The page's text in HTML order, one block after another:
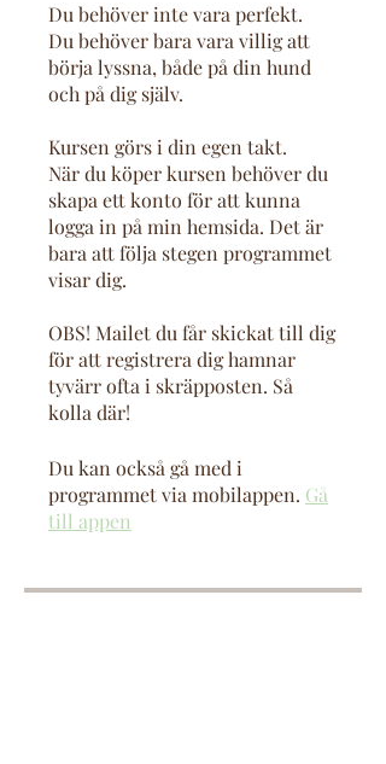
Du behöver inte vara perfekt.
Du behöver bara vara villig att
börja lyssna, både på din hund
och på dig själv.
Kursen görs i din egen takt.
När du köper kursen behöver du
skapa ett konto för att kunna
logga in på min hemsida. Det är
bara att följa stegen programmet
visar dig.
OBS! Mailet du får skickat till dig
för att registrera dig hamnar
tyvärr ofta i skräpposten. Så
Du kan också gå med i
programmet via mobilappen. Gå
till appen